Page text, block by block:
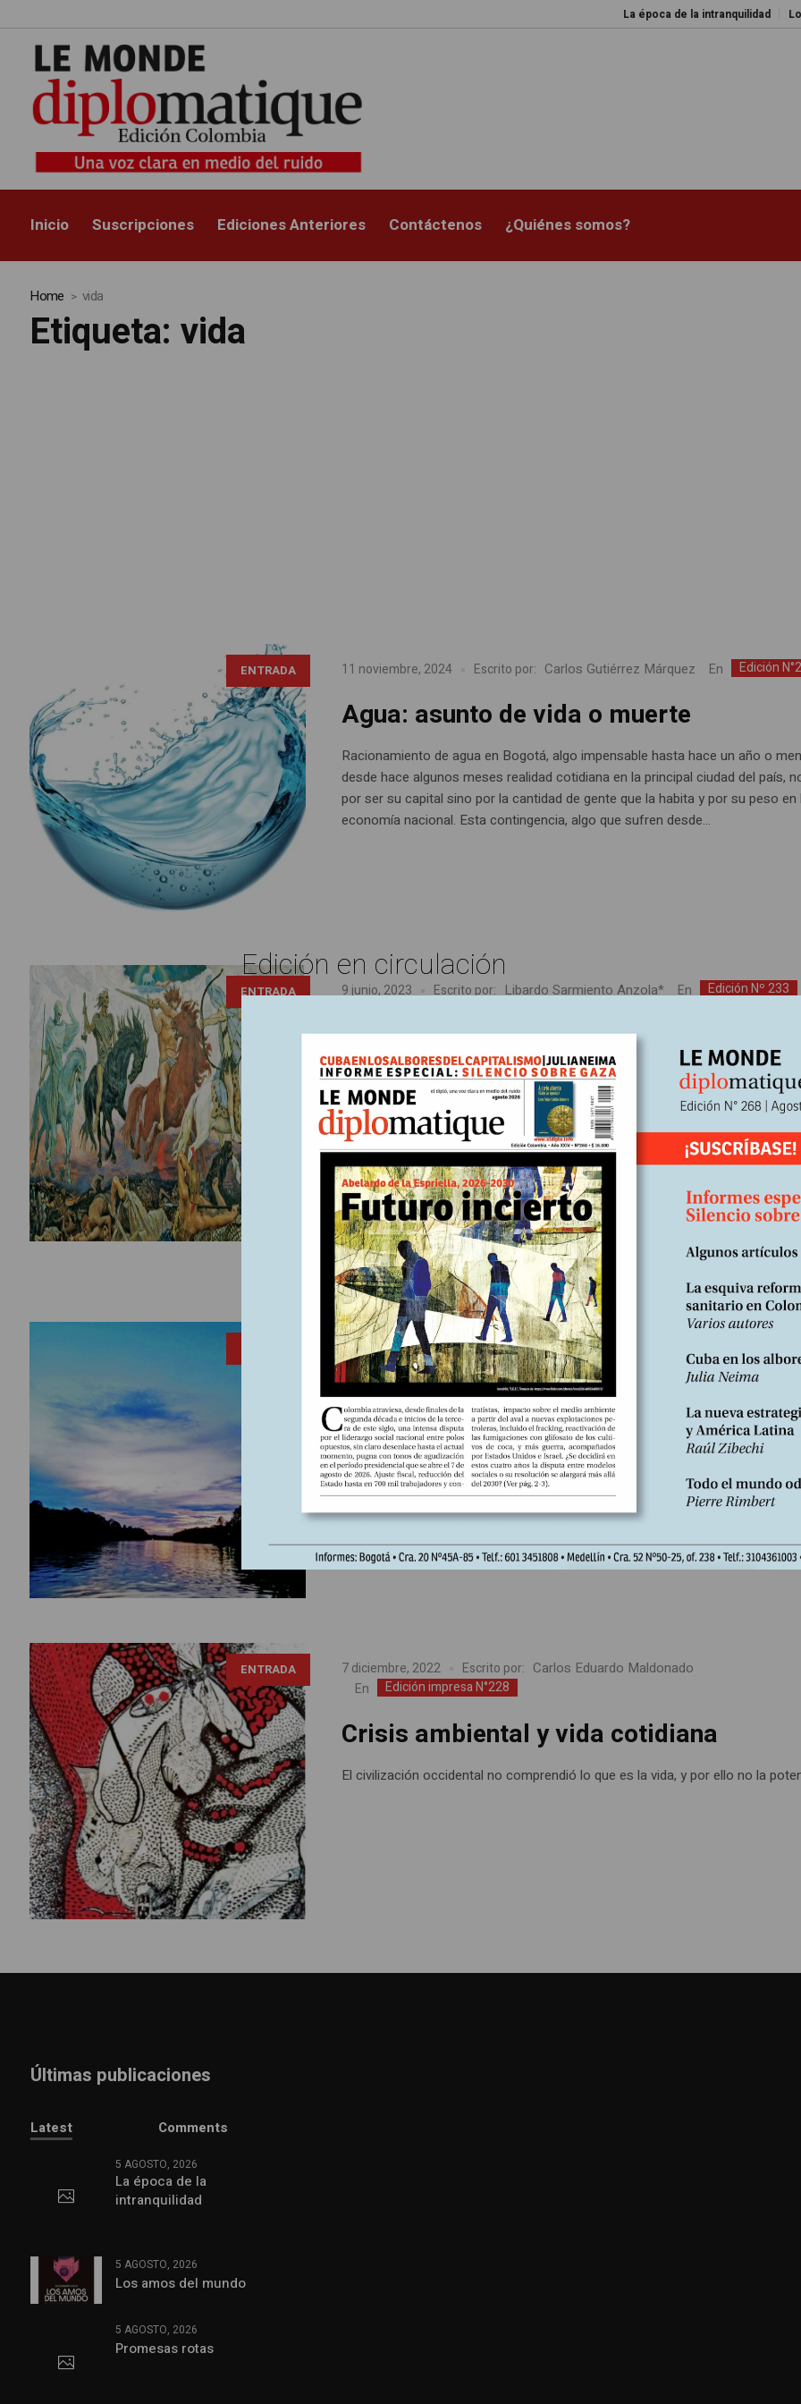
La época de la intranquilidad Los amos
Inicio Suscripciones Ediciones Anteriores Contáctenos ¿Quiénes somos?
Home vida
Etiqueta:vida
ENTRADA 11 noviembre, 2024 Escrito por: Carlos Gutiérrez Márquez En Edición
Agua: asunto de vida o muerte
Racionamiento de agua en Bogotá, algo impensable hasta hace un año o
desde hace algunos meses realidad cotidiana en la principal ciudad del país,
por ser su capital sino por la cantidad de gente que la habita y por su peso en
economía nacional. Esta contingencia, algo que sufren desde...
ENTRADA 9 junio, 2023 Escrito por: Libardo Sarmiento Anzola* En Edición Nº 233
Vida, antropoceno y apocalipsis
“Y vi un cielo nuevo, y una tierra nueva, porque el primer cielo y la primera
habían dejado de ser, y el mar ya no existía más”. Esta descripción disruptiva
corresponde al Nuevo Testamento y contiene revelaciones de San Juan sobre
catastrófico del mundo, una parte del cual tiene por nombre Colombia,
peligroso para vivir debido a las continuas guerras, la pobreza y el hambre, la
inestabilidad económica, las pandemias, los desplazamientos violentos, la
corrupción y la devastación ambiental. En ese contexto apocalíptico, y en el
del gobierno del cambio, se aprobó el Plan Nacional de Desarrollo, “Colombia,
potencia mundial de la vida”.
8 junio, 2023 Escrito por: Carlos Gutiérrez Márquez
¡H2O!
La vida se marchita sin agua, hasta fenecer. Así sucede con seres vegetales y
animales de todas las especies. En el caso de los mamíferos, que nos
en placenta, nuestro contacto con el vital líquido es desde los primeros días.
relación tal, de formación y goce, que desde hace años llevó a que
la medicina recomienden a las parturientas dar a luz en piscinas adecuadas
Y el nuevo ser, al contacto con la vida externa, no extraña el cambio pues se
en una continuidad con el espacio en el que germinó.
ENTRADA
Isabel Sastoque, detalle La Caverna, (cortesía
de la autora)
7 diciembre, 2022 Escrito por: Carlos Eduardo Maldonado
En Edición impresa N°228
Crisis ambiental y vida cotidiana
El civilización occidental no comprendió lo que es la vida, y por ello no la
Últimas publicaciones
Latest Comments
5 AGOSTO, 2026
La época de la
intranquilidad
5 AGOSTO, 2026
Los amos del mundo
5 AGOSTO, 2026
Promesas rotas
Edición en circulación